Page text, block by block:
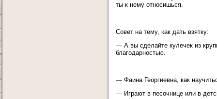
ты к нему относишься.
Совет на тему, как дать взятку:
— А вы сделайте кулечек из
благодарностью.
— Фаина Георгиевна, как
— Играют в песочнице или в